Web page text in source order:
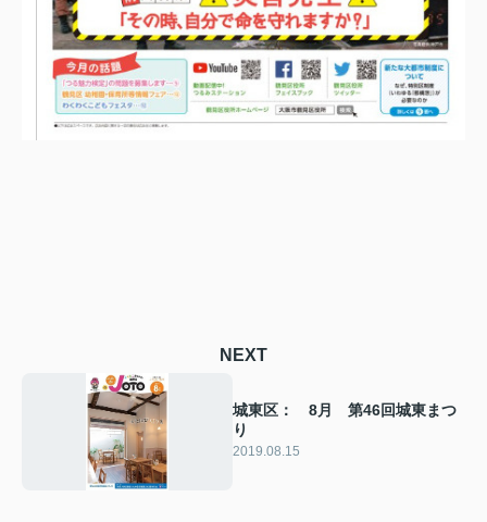
NEXT
城東区： 8月 第46回城東まつ
り
2019.08.15